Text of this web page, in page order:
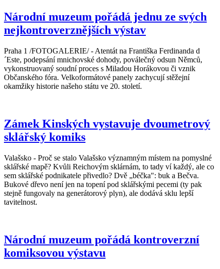
Národní muzeum pořádá jednu ze svých
nejkontroverznějších výstav
Praha 1 /FOTOGALERIE/ - Atentát na Františka Ferdinanda d
´Este, podepsání mnichovské dohody, poválečný odsun Němců,
vykonstruovaný soudní proces s Miladou Horákovou či vznik
Občanského fóra. Velkoformátové panely zachycují stěžejní
okamžiky historie našeho státu ve 20. století.
Zámek Kinských vystavuje dvoumetrový
sklářský komiks
Valašsko - Proč se stalo Valašsko významným místem na pomyslné
sklářské mapě? Kvůli Reichovým sklárnám, to tady ví každý, ale co
sem sklářské podnikatele přivedlo? Dvě „béčka": buk a Bečva.
Bukové dřevo není jen na topení pod sklářskými pecemi (ty pak
stejně fungovaly na generátorový plyn), ale dodává sklu lepší
tavitelnost.
Národní muzeum pořádá kontroverzní
komiksovou výstavu